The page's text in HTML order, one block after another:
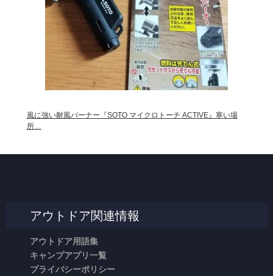
風に強い耐風バーナー『SOTO マイクロトーチ ACTIVE』寒い場
所…
アウトドア関連情報
アウトドア用語集
キャンプアプリ一覧
プライバシーポリシー